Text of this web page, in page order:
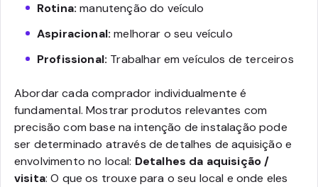
Rotina:manutenção do veículo
Aspiracional:melhorar o seu veículo
Profissional: Trabalhar em veículos de terceiros
Abordar cada comprador individualmente é
fundamental. Mostrar produtos relevantes com
precisão com base na intenção de instalação pode
ser determinado através de detalhes de aquisição e
envolvimento no local: Detalhes da aquisição /
visita: O que os trouxe para o seu local e onde eles